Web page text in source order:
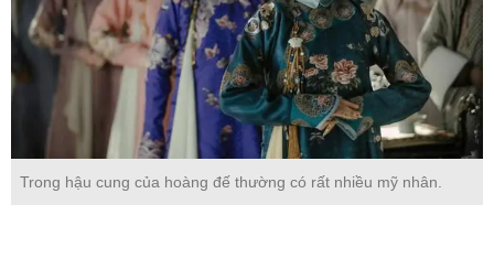
Trong hậu cung của hoàng đế thường có rất nhiều mỹ nhân.